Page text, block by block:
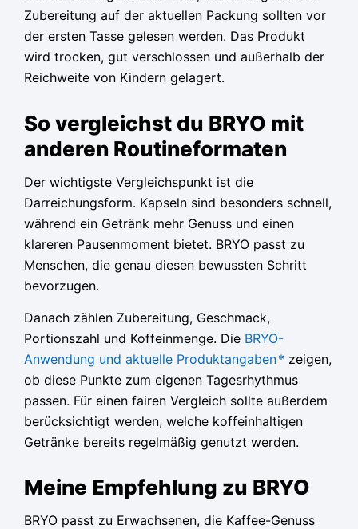
Zubereitung auf der aktuellen Packung sollten vor
der ersten Tasse gelesen werden. Das Produkt
wird trocken, gut verschlossen und außerhalb der
Reichweite von Kindern gelagert.
So vergleichst du BRYO mit
anderen Routineformaten
Der wichtigste Vergleichspunkt ist die
Darreichungsform. Kapseln sind besonders schnell,
während ein Getränk mehr Genuss und einen
klareren Pausenmoment bietet. BRYO passt zu
Menschen, die genau diesen bewussten Schritt
bevorzugen.
Danach zählen Zubereitung, Geschmack,
Portionszahl und Koffeinmenge. Die BRYO-
Anwendung und aktuelle Produktangaben* zeigen,
ob diese Punkte zum eigenen Tagesrhythmus
passen. Für einen fairen Vergleich sollte außerdem
berücksichtigt werden, welche koffeinhaltigen
Getränke bereits regelmäßig genutzt werden.
Meine Empfehlung zu BRYO
BRYO passt zu Erwachsenen, die Kaffee-Genuss